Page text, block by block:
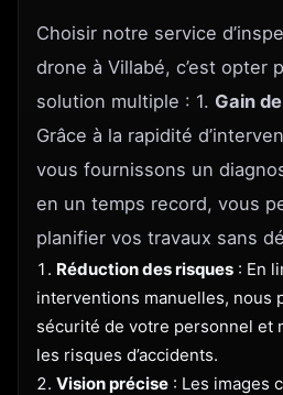
Choisir notre service
drone à Villabé, c’est opter
solution multiple : 1. Gain
Grâce à la rapidité
vous fournissons un
en un temps record, vous
planifier vos travaux sans
Réduction des risques : En
interventions manuelles, nous
sécurité de votre personnel et
les risques d’accidents.
Vision précise : Les images